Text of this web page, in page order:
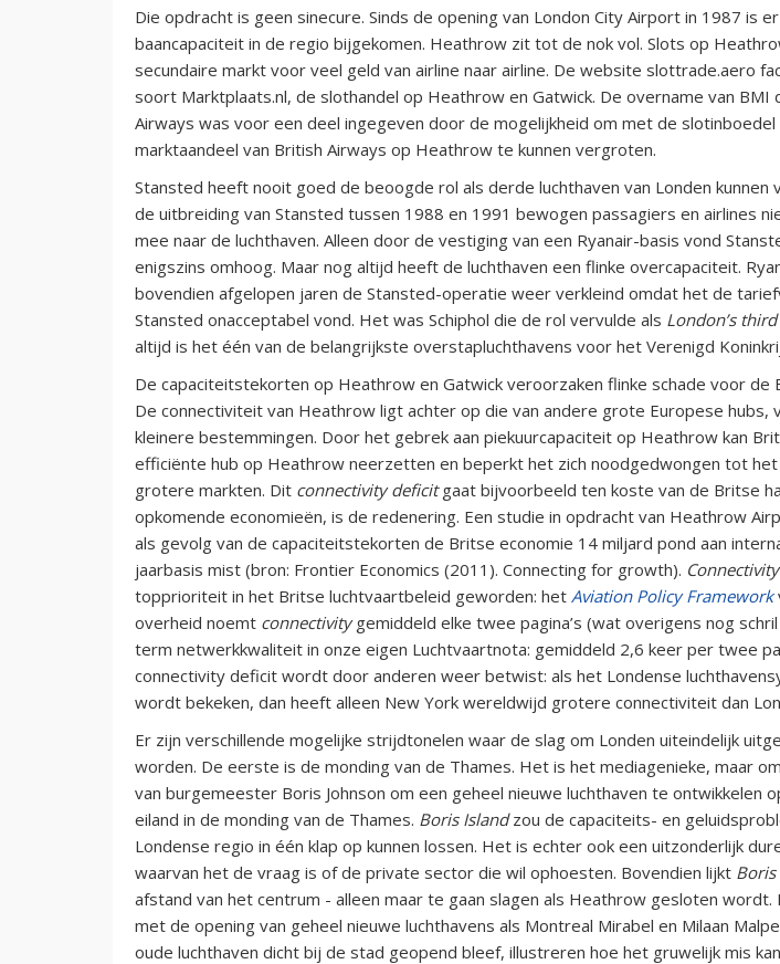
Die opdracht is geen sinecure. Sinds de opening van London City Airport in 1987 is
baancapaciteit in de regio bijgekomen. Heathrow zit tot de nok vol. Slots op
secundaire markt voor veel geld van airline naar airline. De website slottrade.aero
soort Marktplaats.nl, de slothandel op Heathrow en Gatwick. De overname van BMI
Airways was voor een deel ingegeven door de mogelijkheid om met de
marktaandeel van British Airways op Heathrow te kunnen vergroten.
Stansted heeft nooit goed de beoogde rol als derde luchthaven van Londen kunnen
de uitbreiding van Stansted tussen 1988 en 1991 bewogen passagiers en airlines
mee naar de luchthaven. Alleen door de vestiging van een Ryanair-basis vond
enigszins omhoog. Maar nog altijd heeft de luchthaven een flinke overcapaciteit.
bovendien afgelopen jaren de Stansted-operatie weer verkleind omdat het de
Stansted onacceptabel vond. Het was Schiphol die de rol vervulde als London’s
altijd is het één van de belangrijkste overstapluchthavens voor het Verenigd
De capaciteitstekorten op Heathrow en Gatwick veroorzaken flinke schade voor de
De connectiviteit van Heathrow ligt achter op die van andere grote Europese hubs,
kleinere bestemmingen. Door het gebrek aan piekuurcapaciteit op Heathrow kan
efficiënte hub op Heathrow neerzetten en beperkt het zich noodgedwongen tot het
grotere markten. Dit connectivity deficitgaat bijvoorbeeld ten koste van de Britse
opkomende economieën, is de redenering. Een studie in opdracht van Heathrow
als gevolg van de capaciteitstekorten de Britse economie 14 miljard pond aan
jaarbasis mist (bron: Frontier Economics (2011). Connecting for growth). Connectivity
topprioriteit in het Britse luchtvaartbeleid geworden: het Aviation Policy Framework
overheid noemt connectivitygemiddeld elke twee pagina’s (wat overigens nog
term netwerkkwaliteit in onze eigen Luchtvaartnota: gemiddeld 2,6 keer per twee
connectivity deficit wordt door anderen weer betwist: als het Londense
wordt bekeken, dan heeft alleen New York wereldwijd grotere connectiviteit dan
Er zijn verschillende mogelijke strijdtonelen waar de slag om Londen uiteindelijk
worden. De eerste is de monding van de Thames. Het is het mediagenieke, maar
van burgemeester Boris Johnson om een geheel nieuwe luchthaven te ontwikkelen
eiland in de monding van de Thames. Boris Islandzou de capaciteits- en
Londense regio in één klap op kunnen lossen. Het is echter ook een uitzonderlijk
waarvan het de vraag is of de private sector die wil ophoesten. Bovendien lijkt Boris
afstand van het centrum - alleen maar te gaan slagen als Heathrow gesloten wordt.
met de opening van geheel nieuwe luchthavens als Montreal Mirabel en Milaan
oude luchthaven dicht bij de stad geopend bleef, illustreren hoe het gruwelijk mis